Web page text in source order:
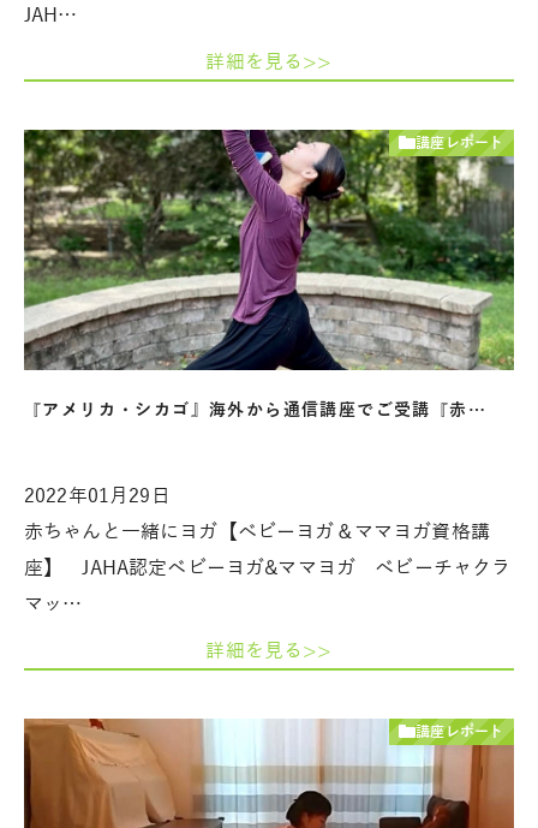
JAH…
詳細を見る>>
講座レポート
『アメリカ・シカゴ』海外から通信講座でご受講『赤…
2022年01月29日
赤ちゃんと一緒にヨガ【ベビーヨガ＆ママヨガ資格講
座】 JAHA認定ベビーヨガ&ママヨガ ベビーチャクラ
マッ…
詳細を見る>>
講座レポート